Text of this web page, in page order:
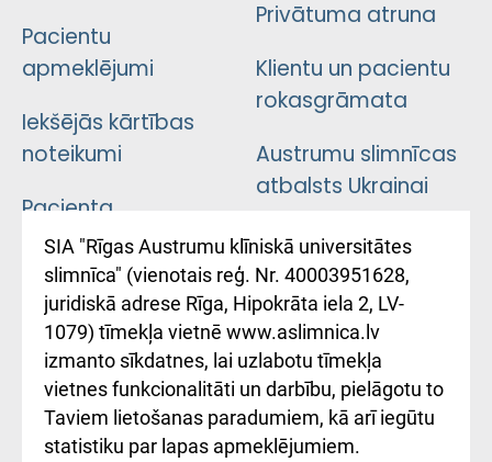
Pacientu
apmeklējumi
Iekšējās kārtības
noteikumi
Pacienta
atsauksmju/sūdzību
iesniegšanas
kārtība
Kā pie mums nokļūt
Rēķinu apmaksas
ceļvedis
Privātuma atruna
Klientu un pacientu
rokasgrāmata
Austrumu slimnīcas
atbalsts Ukrainai
Підтримка Східної
лікарні та співпраця з
Україною
SIA "Rīgas Austrumu klīniskā universitātes
slimnīca" (vienotais reģ. Nr. 40003951628,
juridiskā adrese Rīga, Hipokrāta iela 2, LV-
1079) tīmekļa vietnē www.aslimnica.lv
izmanto sīkdatnes, lai uzlabotu tīmekļa
vietnes funkcionalitāti un darbību, pielāgotu to
Taviem lietošanas paradumiem, kā arī iegūtu
statistiku par lapas apmeklējumiem.